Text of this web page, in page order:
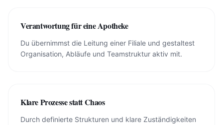
Verantwortung für eine Apotheke
Du übernimmst die Leitung einer Filiale und gestaltest
Organisation, Abläufe und Teamstruktur aktiv mit.
Klare Prozesse statt Chaos
Durch definierte Strukturen und klare Zuständigkeiten